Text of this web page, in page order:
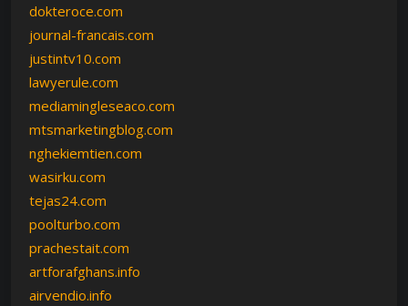
dokteroce.com
journal-francais.com
justintv10.com
lawyerule.com
mediamingleseaco.com
mtsmarketingblog.com
nghekiemtien.com
wasirku.com
tejas24.com
poolturbo.com
prachestait.com
artforafghans.info
airvendio.info